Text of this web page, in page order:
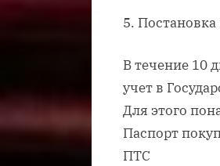
5.
В течение 10
учет в
Для этого
Паспорт
ПТС